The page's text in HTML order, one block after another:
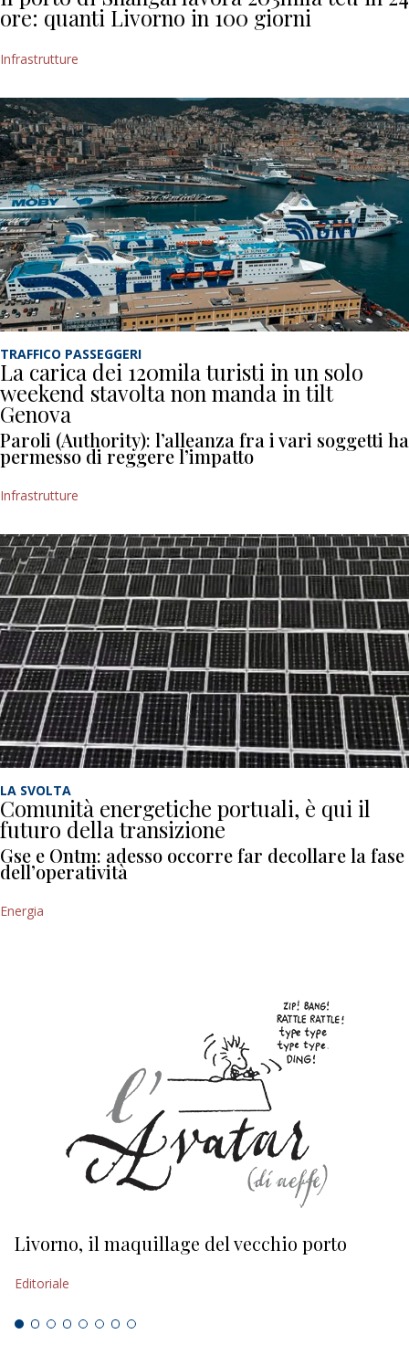
ore: quanti Livorno in 100 giorni
Infrastrutture
TRAFFICO PASSEGGERI
La carica dei 120mila turisti in un solo
weekend stavolta non manda in tilt
Genova
Paroli (Authority): l’alleanza fra i vari soggetti ha
permesso di reggere l’impatto
Infrastrutture
LA SVOLTA
Comunità energetiche portuali, è qui il
futuro della transizione
Gse e Ontm: adesso occorre far decollare la fase
dell’operatività
Energia
Livorno, il maquillage del vecchio porto
Editoriale